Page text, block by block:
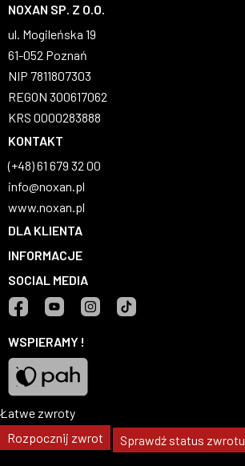
NOXAN SP. Z O.O.
ul. Mogileńska 19
61-052 Poznań
NIP 7811807303
REGON 300617062
KRS 0000283888
KONTAKT
(+48) 61 679 32 00
info@noxan.pl
www.noxan.pl
DLA KLIENTA
INFORMACJE
SOCIAL MEDIA
WSPIERAMY !
Pah
Łatwe zwroty
Rozpocznij zwrot
Sprawdź status zwrotu